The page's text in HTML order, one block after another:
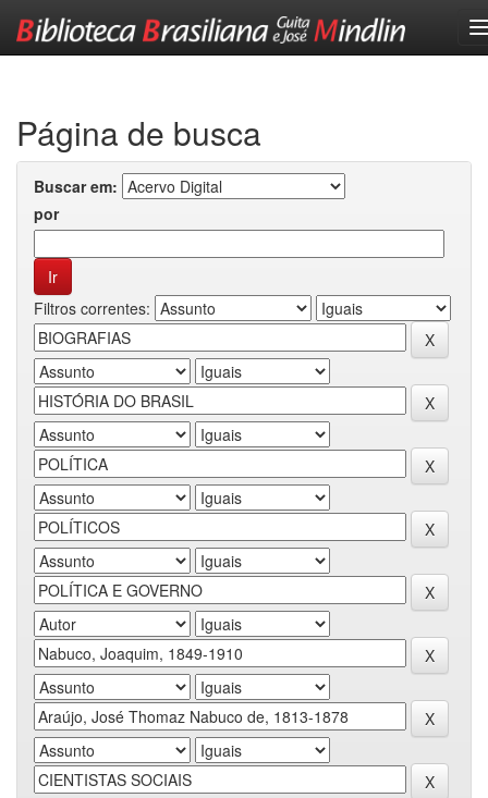
Página de busca
Buscar em:
por
Filtros correntes: